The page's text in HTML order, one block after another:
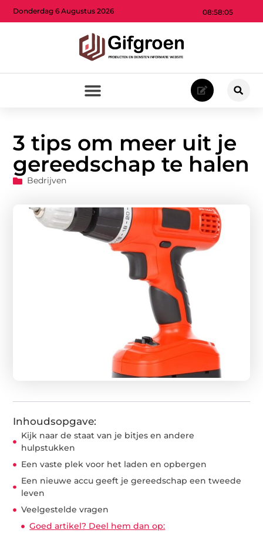
08:58:06
Donderdag 6 Augustus 2026
3 tips om meer uit je
gereedschap te halen
Bedrijven
Inhoudsopgave:
Kijk naar de staat van je bitjes en andere
hulpstukken
Een vaste plek voor het laden en opbergen
Een nieuwe accu geeft je gereedschap een tweede
leven
Veelgestelde vragen
Goed artikel? Deel hem dan op: